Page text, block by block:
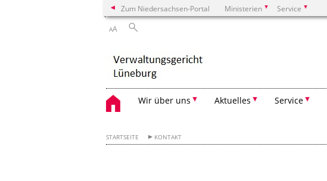
Zum Niedersachsen-Portal Ministerien Service
AA
Wir über uns Aktuelles Service
STARTSEITE KONTAKT